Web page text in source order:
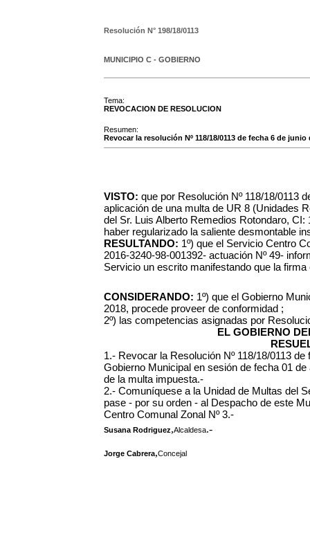
Resolución N° 198/18/0113
MUNICIPIO C - GOBIERNO
Tema:
REVOCACION DE RESOLUCION
Resumen:
Revocar la resolución Nº 118/18/0113 de fecha 6 de
VISTO: que por Resolución Nº 118/18/0113
aplicación de una multa de UR 8 (Unidades
del Sr. Luis Alberto Remedios Rotondaro,
haber regularizado la saliente desmontable
RESULTANDO: 1º) que el Servicio Centro
2016-3240-98-001392- actuación Nº 49-
Servicio un escrito manifestando que la
CONSIDERANDO: 1º) que el Gobierno
2018, procede proveer de conformidad ;
2º) las competencias asignadas por
EL GOBIERNO
1.- Revocar la Resolución Nº 118/18/0113
Gobierno Municipal en sesión de fecha 01
de la multa impuesta.-
2.- Comuníquese a la Unidad de Multas del
pase - por su orden - al Despacho de este
Centro Comunal Zonal Nº 3.-
Susana Rodriguez,Alcaldesa.-
Jorge Cabrera,Concejal